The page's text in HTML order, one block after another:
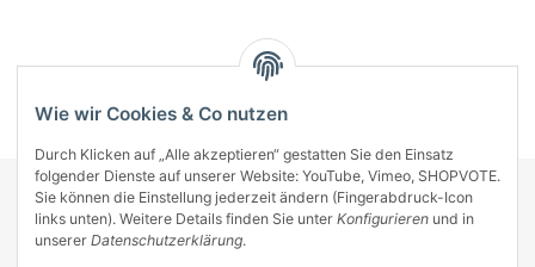
KONTAKT
INFORMATIONEN
Wie wir Cookies & Co nutzen
Durch Klicken auf „Alle akzeptieren“ gestatten Sie den Einsatz
folgender Dienste auf unserer Website: YouTube, Vimeo, SHOPVOTE.
Sie können die Einstellung jederzeit ändern (Fingerabdruck-Icon
links unten). Weitere Details finden Sie unter Konfigurieren und in
unserer Datenschutzerklärung.